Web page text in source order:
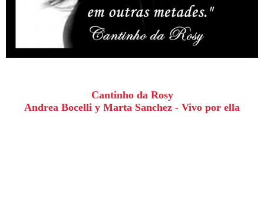
Cantinho da Rosy
Andrea Bocelli y Marta Sanchez - Vivo por ella